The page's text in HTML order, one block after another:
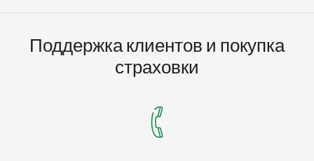
Поддержка клиентов и покупка
страховки